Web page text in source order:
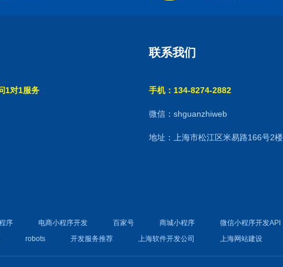
1对1服务
联系我们
手机：134-8274-2882
微信：shguanzhiweb
地址：上海市松江区米易路166号2楼
序 电商小程序开发 百家号 商城小程序 微信小程序开发API
robots 开发服务推荐 上海软件开发公司 上海网站建设